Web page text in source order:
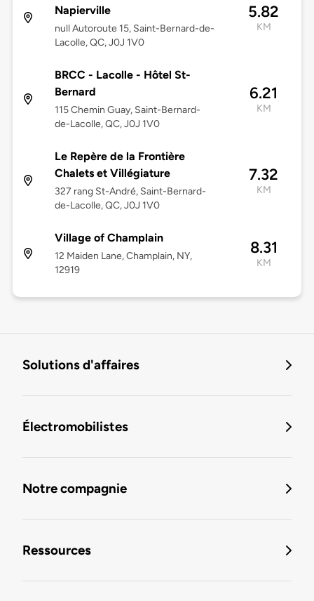
Napierville
null Autoroute 15, Saint-Bernard-de-
Lacolle, QC, J0J 1V0
5.82
KM
BRCC - Lacolle - Hôtel St-
Bernard
115 Chemin Guay, Saint-Bernard-
de-Lacolle, QC, J0J 1V0
6.21
KM
Le Repère de la Frontière
Chalets et Villégiature
327 rang St-André, Saint-Bernard-
de-Lacolle, QC, J0J 1V0
7.32
KM
Village of Champlain
12 Maiden Lane, Champlain, NY,
12919
8.31
KM
Solutions d'affaires
Électromobilistes
Notre compagnie
Ressources